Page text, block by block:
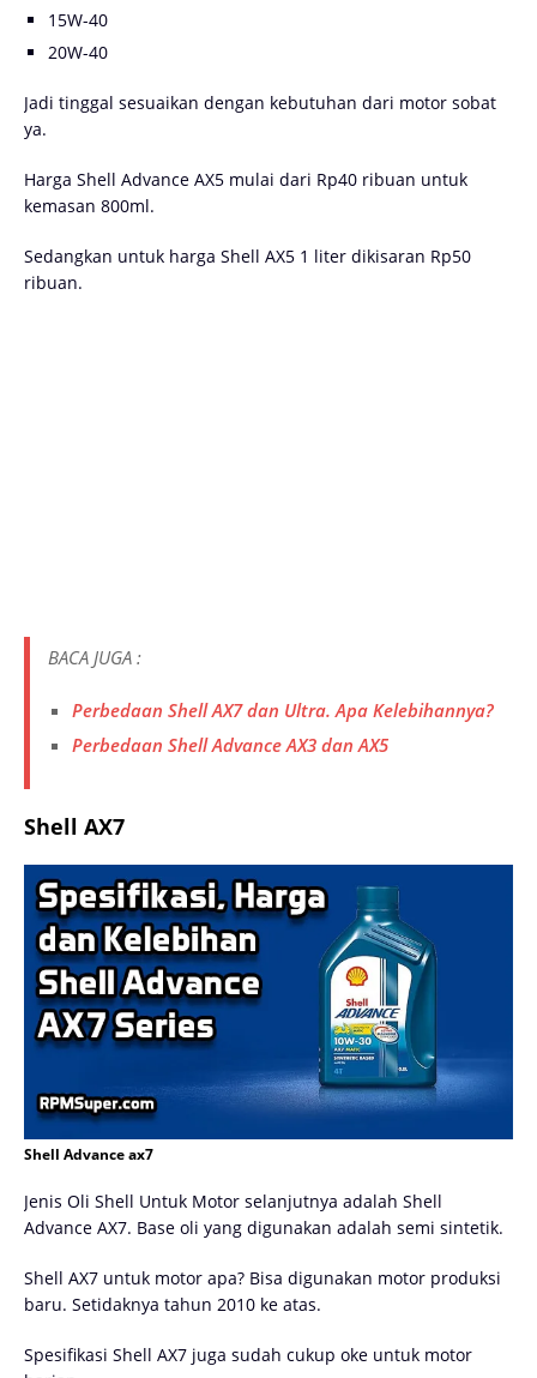
15W-40
20W-40
Jadi tinggal sesuaikan dengan kebutuhan dari motor sobat
ya.
Harga Shell Advance AX5 mulai dari Rp40 ribuan untuk
kemasan 800ml.
Sedangkan untuk harga Shell AX5 1 liter dikisaran Rp50
ribuan.
BACA JUGA :
Perbedaan Shell AX7 dan Ultra. Apa Kelebihannya?
Perbedaan Shell Advance AX3 dan AX5
Shell AX7
Shell Advance ax7
Jenis Oli Shell Untuk Motor selanjutnya adalah Shell
Advance AX7. Base oli yang digunakan adalah semi sintetik.
Shell AX7 untuk motor apa? Bisa digunakan motor produksi
baru. Setidaknya tahun 2010 ke atas.
Spesifikasi Shell AX7 juga sudah cukup oke untuk motor